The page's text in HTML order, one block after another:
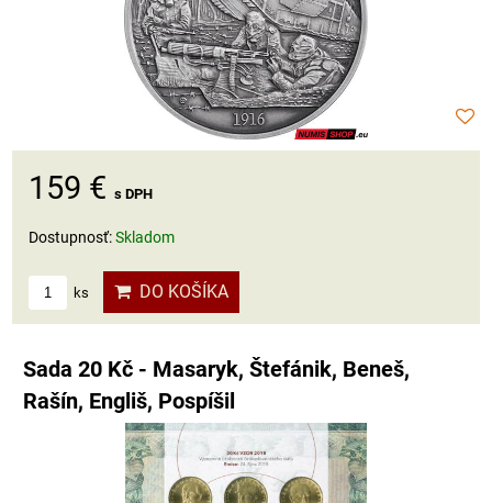
159 € s DPH
Dostupnosť:Skladom
ks DO KOŠÍKA
Sada 20 Kč - Masaryk, Štefánik, Beneš,
Rašín, Engliš, Pospíšil